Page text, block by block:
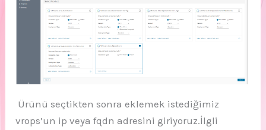
Ürünü seçtikten sonra eklemek istediğimiz
vrops’un ip veya fqdn adresini giriyoruz.İlgli